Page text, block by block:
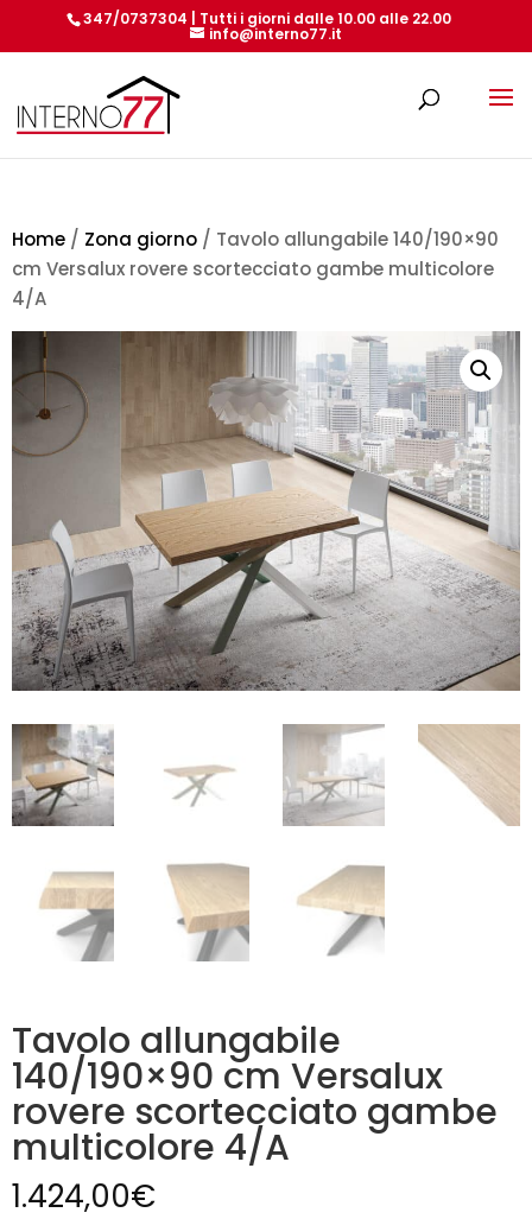
347/0737304 | Tutti i giorni dalle 10.00 alle 22.00
info@interno77.it
Home / Zona giorno / Tavolo allungabile 140/190×90
cm Versalux rovere scortecciato gambe multicolore
4/A
Tavolo allungabile
140/190×90 cm Versalux
rovere scortecciato gambe
multicolore 4/A
1.424,00€